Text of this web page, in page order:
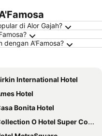
di Alor Gajah?
A'Famosa?
International Hotel
Hotel
Bonita Hotel
O Hotel Super Cowboy